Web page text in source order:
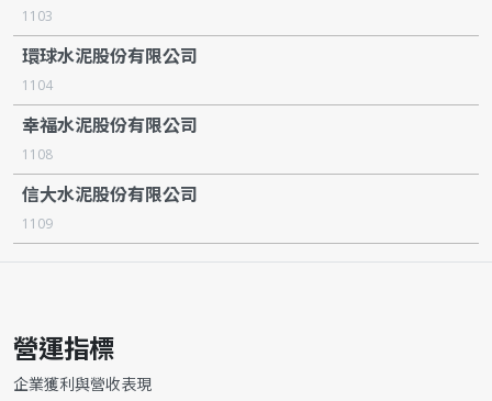
1103
環球水泥股份有限公司
1104
幸福水泥股份有限公司
1108
信大水泥股份有限公司
1109
營運指標
企業獲利與營收表現